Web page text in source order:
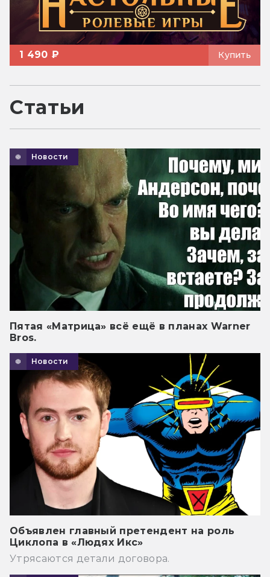
1 490 ₽ Купить
Статьи
Новости
Пятая «Матрица» всё ещё в планах Warner
Bros.
Новости
Объявлен главный претендент на роль
Циклопа в «Людях Икс»
Утрясаются детали договора.